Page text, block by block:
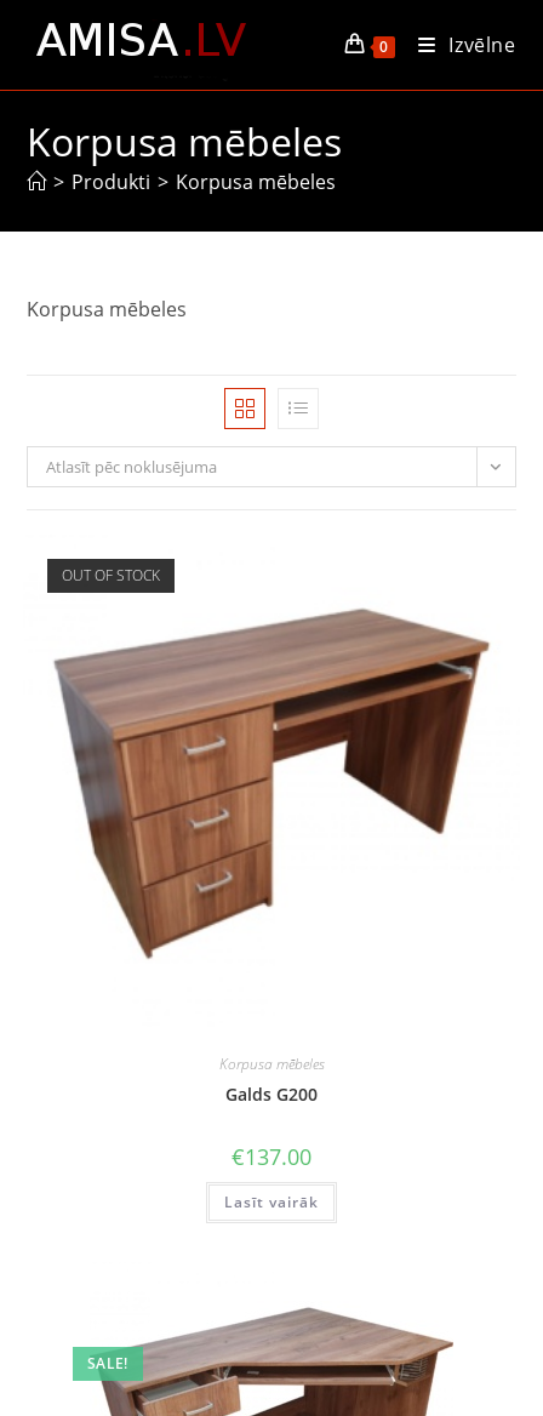
0 Izvēlne
Korpusa mēbeles
> Produkti > Korpusa mēbeles
Korpusa mēbeles
Atlasīt pēc noklusējuma
OUT OF STOCK
Korpusa mēbeles
Galds G200
€137.00
Lasīt vairāk
SALE!